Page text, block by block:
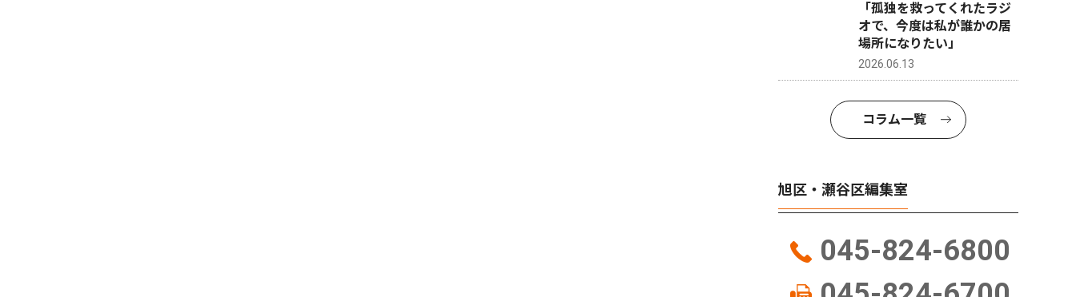
「孤独を救ってくれたラジ
オで、今度は私が誰かの居
場所になりたい」
2026.06.13
コラム一覧
旭区・瀬谷区編集室
045-824-6800